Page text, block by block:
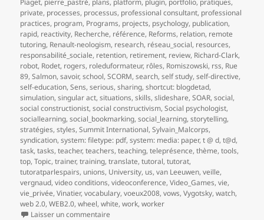
Piaget, pierre_pastré, plans, platform, plugin, portfolio, pratiques,
private, processes, processus, professional consultant, professional
practices, program, Programs, projects, psychology, publication,
rapid, reactivity, Recherche, référence, Reforms, relation, remote
tutoring, Renault-neologism, research, réseau_social, resources,
responsabilité_sociale, retention, retirement, review, Richard-Clark,
robot, Rodet, rogers, roleduformateur, rôles, Romiszowski, rss, Rue
89,Salmon,savoir,school,SCORM,search,self study,self-directive,
self-education,Sens,serious,sharing,shortcut: blogdetad,
simulation,singular act,situations,skills,slideshare,SOAR,social,
social constructionist,social constructivism,Social psychologist,
sociallearning,social_bookmarking,social_learning,storytelling,
stratégies,styles,Summit International,Sylvain_Malcorps,
syndication,system: filetype: pdf,system: media: paper,t @ d,t@d,
task,tasks,teacher,teachers,teaching,teleprésence,thème,tools,
top,Topic,trainer,training,translate,tutoral,tutorat,
tutoratparlespairs, unions, University, us,van Leeuwen,veille,
vergnaud,video conditions,videoconference,Video_Games,vie,
vie_privée,Vinatier,vocabulary,voeux2008,vows,Vygotsky,watch,
web 2.0,WEB2.0,wheel,white,work,worker
Laisser un commentaire